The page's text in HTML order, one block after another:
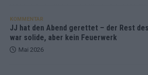
KOMMENTAR
JJ hat den Abend gerettet – der Rest
war solide, aber kein Feuerwerk
Mai 2026